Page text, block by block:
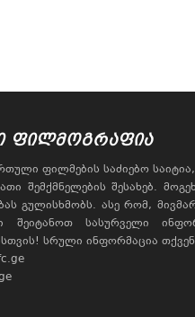
ᲤᲘᲚᲛᲝᲒᲠᲐᲤᲘᲐ
ფილმების საძიებო
შემქმნელების შესახებ.
გულისხმობს. ასე რომ,
შეიტანოთ სასურველი
სრული ინფორმაცია